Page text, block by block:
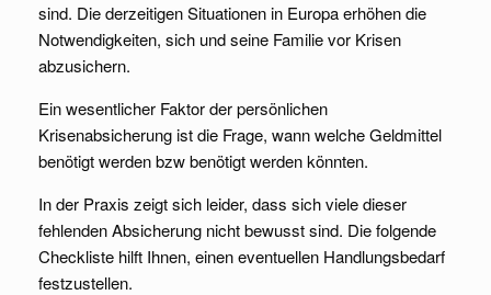
sind. Die derzeitigen Situationen in Europa erhöhen die
Notwendigkeiten, sich und seine Familie vor Krisen
abzusichern.
Ein wesentlicher Faktor der persönlichen
Krisenabsicherung ist die Frage, wann welche Geldmittel
benötigt werden bzw benötigt werden könnten.
In der Praxis zeigt sich leider, dass sich viele dieser
fehlenden Absicherung nicht bewusst sind. Die folgende
Checkliste hilft Ihnen, einen eventuellen Handlungsbedarf
festzustellen.